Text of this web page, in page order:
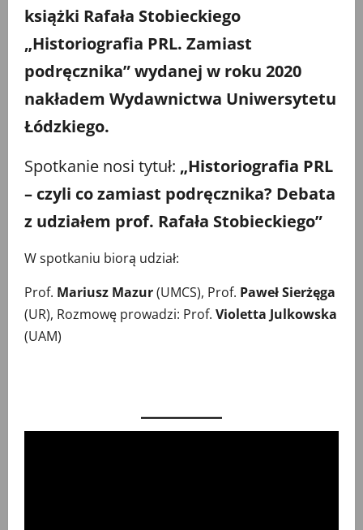
książki Rafała Stobieckiego
„Historiografia PRL. Zamiast
podręcznika” wydanej w roku 2020
nakładem Wydawnictwa Uniwersytetu
Łódzkiego.
Spotkanie nosi tytuł: „Historiografia PRL
– czyli co zamiast podręcznika? Debata
z udziałem prof. Rafała Stobieckiego”
W spotkaniu biorą udział:
Prof. Mariusz Mazur(UMCS), Prof. Paweł Sierżęga
(UR), Rozmowę prowadzi: Prof. Violetta Julkowska
(UAM)